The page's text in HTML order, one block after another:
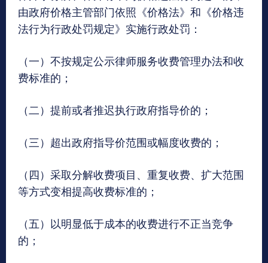
由政府价格主管部门依照《价格法》和《价格违
法行为行政处罚规定》实施行政处罚：
（一）不按规定公示律师服务收费管理办法和收
费标准的；
（二）提前或者推迟执行政府指导价的；
（三）超出政府指导价范围或幅度收费的；
（四）采取分解收费项目、重复收费、扩大范围
等方式变相提高收费标准的；
（五）以明显低于成本的收费进行不正当竞争
的；